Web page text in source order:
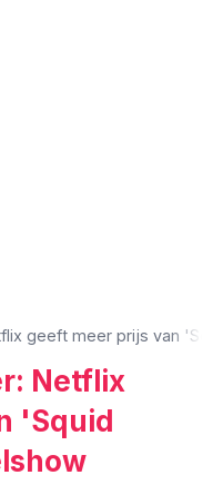
geeft meer prijs van
Netflix
'Squid